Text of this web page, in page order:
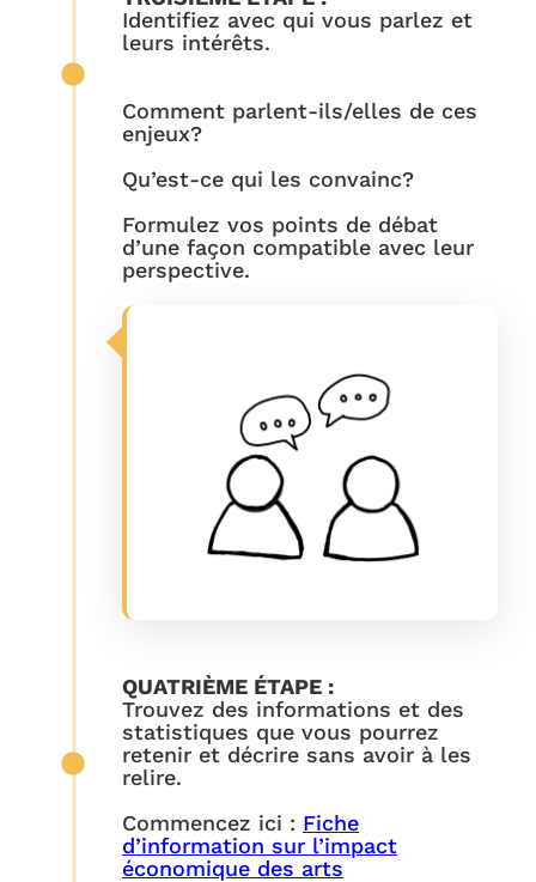
Identifiez avec qui vous parlez et
leurs intérêts.
Comment parlent-ils/elles de ces
enjeux?
Qu’est-ce qui les convainc?
Formulez vos points de débat
d’une façon compatible avec leur
perspective.
QUATRIÈME ÉTAPE :
Trouvez des informations et des
statistiques que vous pourrez
retenir et décrire sans avoir à les
relire.
Commencez ici : Fiche
d’information sur l’impact
économique des arts